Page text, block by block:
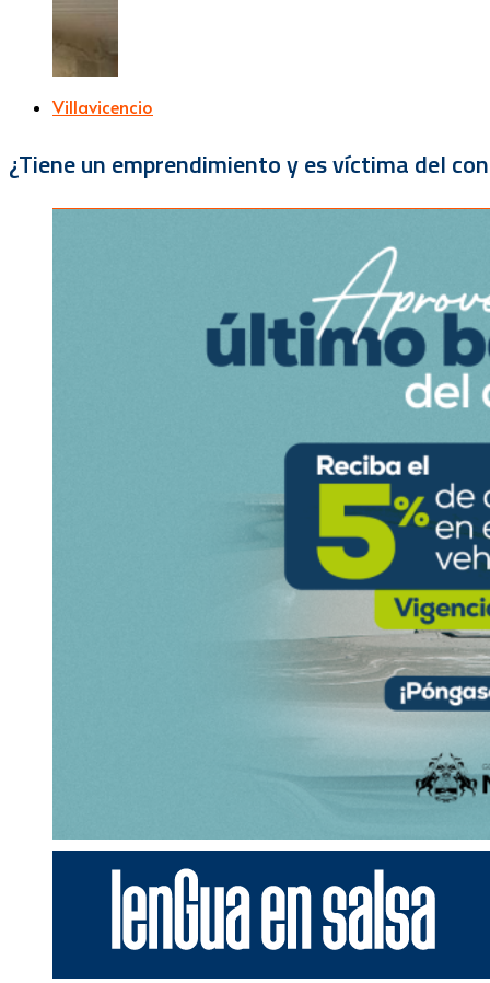
Villavicencio
¿Tiene un emprendimiento y es víctima del